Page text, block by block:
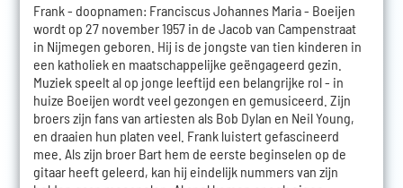
Frank - doopnamen: Franciscus Johannes Maria - Boeijen
wordt op 27 november 1957 in de Jacob van Campenstraat
in Nijmegen geboren. Hij is de jongste van tien kinderen in
een katholiek en maatschappelijke geëngageerd gezin.
Muziek speelt al op jonge leeftijd een belangrijke rol - in
huize Boeijen wordt veel gezongen en gemusiceerd. Zijn
broers zijn fans van artiesten als Bob Dylan en Neil Young,
en draaien hun platen veel. Frank luistert gefascineerd
mee. Als zijn broer Bart hem de eerste beginselen op de
gitaar heeft geleerd, kan hij eindelijk nummers van zijn